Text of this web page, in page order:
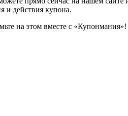
и действия купона.
на этом вместе с «Купонмания»!